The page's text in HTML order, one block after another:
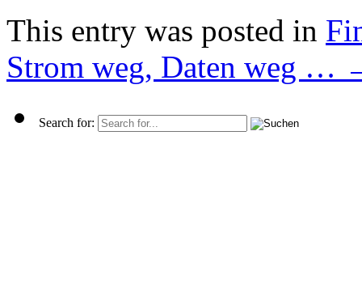
This entry was posted in
Strom weg, Daten weg …
Search for: